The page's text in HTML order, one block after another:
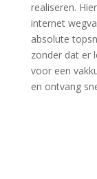
realiseren.
internet
absolute
zonder dat er
voor een
en ontvang